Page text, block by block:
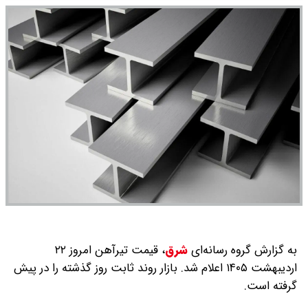
به گزارش گروه رسانه‌ایشرق،
قیمت تیرآهن امروز ۲۲
اردیبهشت ۱۴۰۵ اعلام شد. بازار روند ثابت روز گذشته را در پیش
گرفته است.